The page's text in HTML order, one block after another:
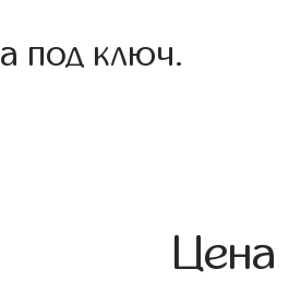
под ключ.
Цена